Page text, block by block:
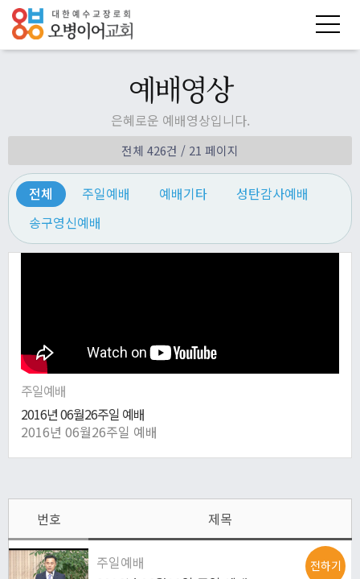
예배영상
은혜로운 예배영상입니다.
전체 426건 / 21 페이지
전체 주일예배 예배기타
성탄감사예배
송구영신예배
주일예배
2016년 06월26주일 예배
2016년 06월26주일 예배
번호 제목
주일예배
전하기